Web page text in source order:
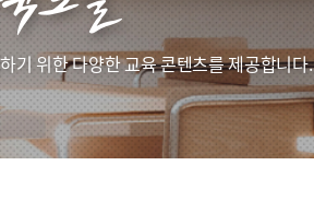
기 위한 다양한 교육 콘텐츠를 제공합니다.